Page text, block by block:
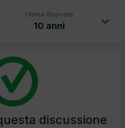
Ultima Risposta
10 anni
discussione